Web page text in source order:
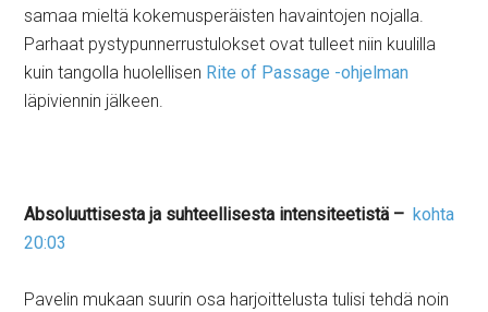
samaa mieltä kokemusperäisten havaintojen nojalla.
Parhaat pystypunnerrustulokset ovat tulleet niin kuulilla
kuin tangolla huolellisen Rite of Passage -ohjelman
läpiviennin jälkeen.
Absoluuttisesta ja suhteellisesta intensiteetistä –kohta
20:03
Pavelin mukaan suurin osa harjoittelusta tulisi tehdä noin